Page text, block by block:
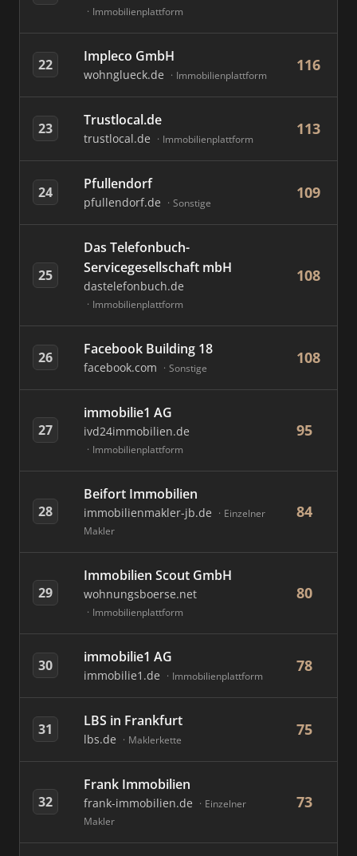
Immobilienplattform
22 Impleco GmbH
wohnglueck.de Immobilienplattform
116
23 Trustlocal.de
trustlocal.de Immobilienplattform
113
24 Pfullendorf
pfullendorf.de Sonstige
109
25
Das Telefonbuch-
Servicegesellschaft mbH
dastelefonbuch.de
Immobilienplattform
108
26 Facebook Building 18
facebook.com Sonstige
108
27
immobilie1 AG
ivd24immobilien.de
Immobilienplattform
95
28
Beifort Immobilien
immobilienmakler-jb.de
Einzelner
Makler
84
29
Immobilien Scout GmbH
wohnungsboerse.net
Immobilienplattform
80
30 immobilie1 AG
immobilie1.de Immobilienplattform
78
31 LBS in Frankfurt
lbs.de Maklerkette
75
32
Frank Immobilien
frank-immobilien.de
Einzelner
Makler
73